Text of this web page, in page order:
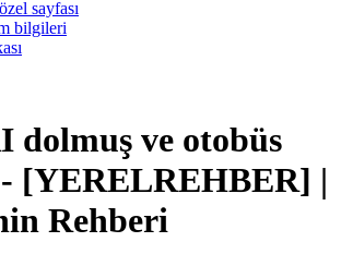
sayfası
bilgileri
dolmuş ve otobüs
[YERELREHBER] |
Rehberi